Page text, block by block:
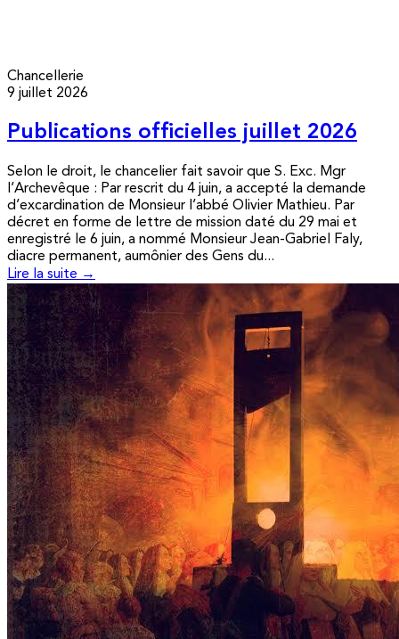
Chancellerie
9 juillet 2026
Publications officielles juillet 2026
Selon le droit, le chancelier fait savoir que S. Exc. Mgr
l’Archevêque : Par rescrit du 4 juin, a accepté la demande
d’excardination de Monsieur l’abbé Olivier Mathieu. Par
décret en forme de lettre de mission daté du 29 mai et
enregistré le 6 juin, a nommé Monsieur Jean-Gabriel Faly,
diacre permanent, aumônier des Gens du...
Lire la suite →